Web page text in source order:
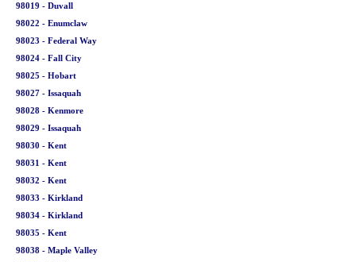
98019 - Duvall
98022 - Enumclaw
98023 - Federal Way
98024 - Fall City
98025 - Hobart
98027 - Issaquah
98028 - Kenmore
98029 - Issaquah
98030 - Kent
98031 - Kent
98032 - Kent
98033 - Kirkland
98034 - Kirkland
98035 - Kent
98038 - Maple Valley